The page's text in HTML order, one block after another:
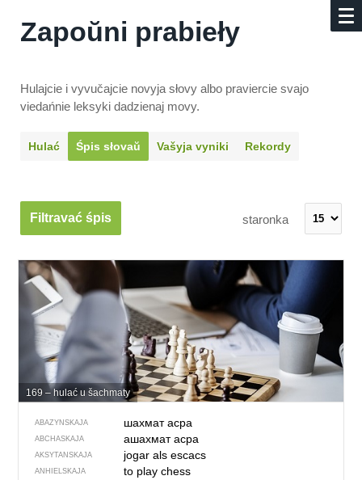
Zapoŭni prabieły
Hulajcie i vyvučajcie novyja słovy albo praviercie svajo
viedańnie leksyki dadzienaj movy.
Hulać Śpis słovaŭ Vašyja vyniki Rekordy
Filtravać śpis staronka
169 – hulać u šachmaty
ABAZYNSKAJA шахмат асра
ABCHASKAJA ашахмат асра
AKSYTANSKAJA jogar als escacs
ANHIELSKAJA to play chess